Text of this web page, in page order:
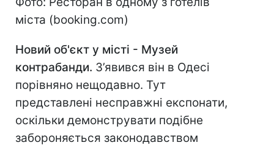
міста (booking.com)
Новий об'єкт у місті - Музей
контрабанди. З’явився він в Одесі
порівняно нещодавно. Тут
представлені несправжні експонати,
оскільки демонструвати подібне
забороняється законодавством